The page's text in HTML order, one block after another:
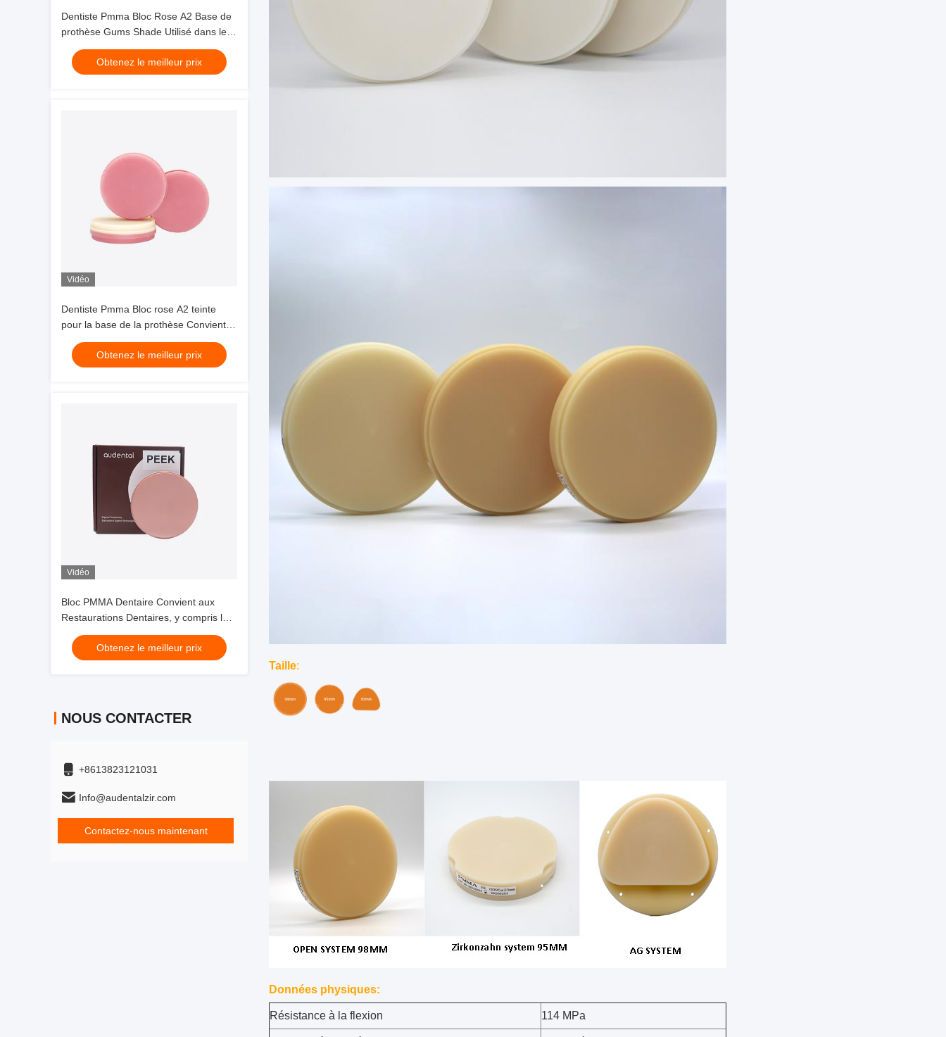
Dentiste Pmma Bloc Rose A2 Base de
prothèse Gums Shade Utilisé dans les
couronnes temporaires Ponts de
prothèses complètes Cadres de
fraisage Taille 98mm 95mm
Obtenez le meilleur prix
Vidéo
Dentiste Pmma Bloc rose A2 teinte
pour la base de la prothèse Convient
pour les couronnes temporaires ponts
Prothèses complètes et cadres avec
des données physiques
Obtenez le meilleur prix
Vidéo
Bloc PMMA Dentaire Convient aux
Restaurations Dentaires, y compris les
Couronnes Temporaires, les Ponts et
les Piliers avec un Matériau Résistant
Obtenez le meilleur prix
NOUS CONTACTER
+8613823121031
Info@audentalzir.com
Contactez-nous maintenant
Taille:
Données physiques:
Résistance à la flexion 114 MPa